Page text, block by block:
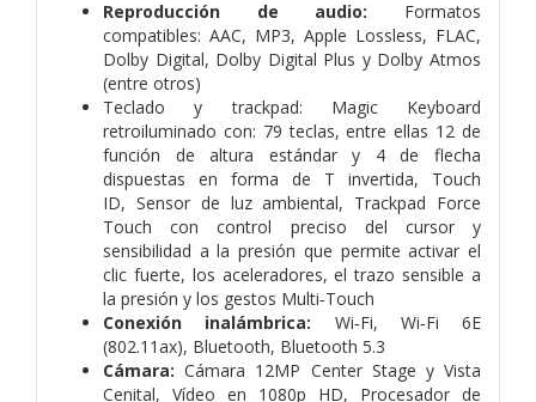
Reproducción de audio:
Formatos
compatibles: AAC, MP3, Apple Lossless, FLAC,
Dolby Digital, Dolby Digital Plus y Dolby Atmos
(entre otros)
Teclado y trackpad: Magic Keyboard
retroiluminado con: 79 teclas, entre ellas 12 de
función de altura estándar y 4 de flecha
dispuestas en forma de T invertida, Touch
ID, Sensor de luz ambiental, Trackpad Force
Touch con control preciso del cursor y
sensibilidad a la presión que permite activar el
clic fuerte, los aceleradores, el trazo sensible a
la presión y los gestos Multi‑Touch
Conexión inalámbrica:
Wi‑Fi, Wi‑Fi 6E
(802.11ax), Bluetooth, Bluetooth 5.3
Cámara: Cámara 12MP Center Stage y Vista
Cenital, Vídeo en 1080p HD, Procesador de